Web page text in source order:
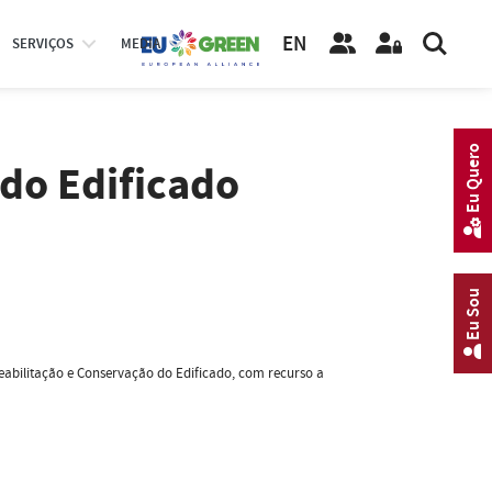
SERVIÇOS MEDIA EN
Edificado
e Conservação do Edificado, com recurso a
Eu Sou
Eu Quero